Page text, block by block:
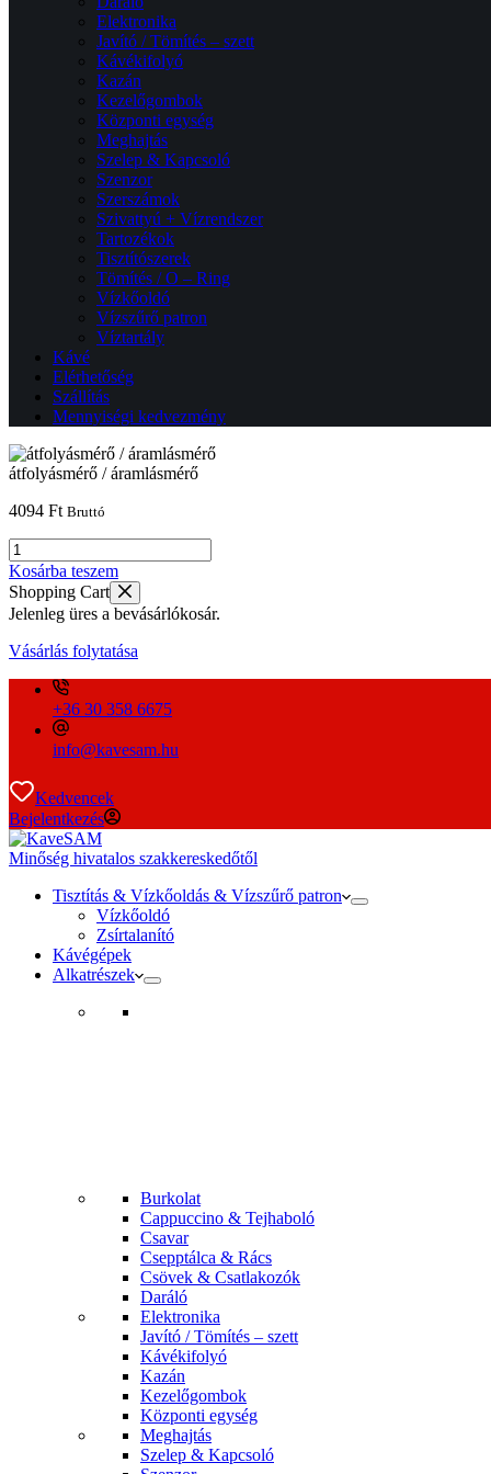
Elektronika
Javító / Tömítés – szett
Kávékifolyó
Kazán
Kezelőgombok
Központi egység
Meghajtás
Szelep & Kapcsoló
Szenzor
Szerszámok
Szivattyú + Vízrendszer
Tartozékok
Tisztítószerek
Tömítés / O – Ring
Vízkőoldó
Vízszűrő patron
Víztartály
Kávé
Elérhetőség
Szállítás
Mennyiségi kedvezmény
átfolyásmérő / áramlásmérő
4094 Ft Bruttó
átfolyásmérő
/
áramlásmérő
mennyiség
Kosárba teszem
Shopping Cart
Jelenleg üres a bevásárlókosár.
Vásárlás folytatása
+36 30 358 6675
info@kavesam.hu
Kedvencek
Bejelentkezés
Minőség hivatalos szakkereskedőtől
Tisztítás & Vízkőoldás & Vízszűrő patron
Vízkőoldó
Zsírtalanító
Kávégépek
Alkatrészek
Burkolat
Cappuccino & Tejhaboló
Csavar
Csepptálca & Rács
Csövek & Csatlakozók
Daráló
Elektronika
Javító / Tömítés – szett
Kávékifolyó
Kazán
Kezelőgombok
Központi egység
Meghajtás
Szelep & Kapcsoló